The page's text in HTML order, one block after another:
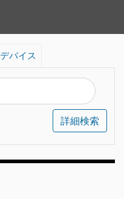
デバイス
詳細検索